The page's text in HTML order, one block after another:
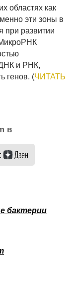
областях как
эти зоны в
при развитии
ДНК и РНК,
генов. (ЧИТАТЬ
в
бактерии